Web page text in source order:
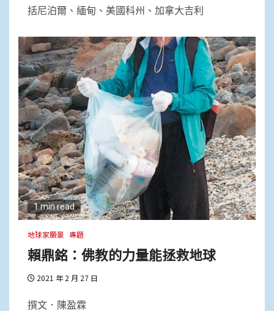
括尼泊爾、緬甸、美國科州、加拿大吉利
1 min read
地球家願景 專題
賴鼎銘：佛教的力量能拯救地球
2021 年 2 月 27 日
撰文．陳盈霖